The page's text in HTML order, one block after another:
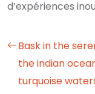
d’expériences
Bask in the
the indian
turquoise